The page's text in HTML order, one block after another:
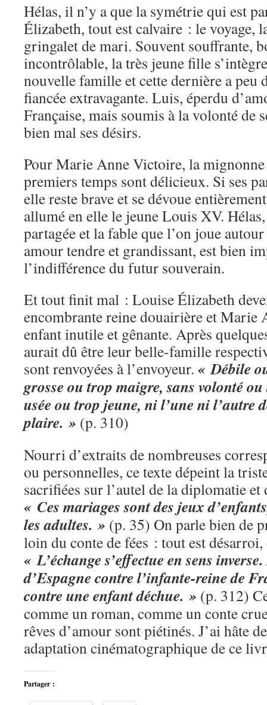
Hélas, il n’y a que la symétrie qui est
Élizabeth, tout est calvaire : le voyage,
gringalet de mari. Souvent souffrante,
incontrôlable, la très jeune fille
nouvelle famille et cette dernière a peu
fiancée extravagante. Luis, éperdu
Française, mais soumis à la volonté de
bien mal ses désirs.
Pour Marie Anne Victoire, la
premiers temps sont délicieux. Si ses
elle reste brave et se dévoue
allumé en elle le jeune Louis XV.
partagée et la fable que l’on joue
amour tendre et grandissant, est bien
l’indifférence du futur souverain.
Et tout finit mal : Louise Élizabeth
encombrante reine douairière et Marie
enfant inutile et gênante. Après
aurait dû être leur belle-famille
sont renvoyées à l’envoyeur. « Débile
grosse ou trop maigre, sans volonté
usée ou trop jeune, ni l’une ni l’autre
plaire. » (p. 310)
Nourri d’extraits de nombreuses
ou personnelles, ce texte dépeint la
sacrifiées sur l’autel de la diplomatie et
« Ces mariages sont des jeux
les adultes. » (p. 35) On parle bien de
loin du conte de fées : tout est
« L’échange s’effectue en sens
d’Espagne contre l’infante-reine de
contre une enfant déchue. » (p. 312)
comme un roman, comme un conte
rêves d’amour sont piétinés. J’ai hâte
adaptation cinématographique de ce
Partager :